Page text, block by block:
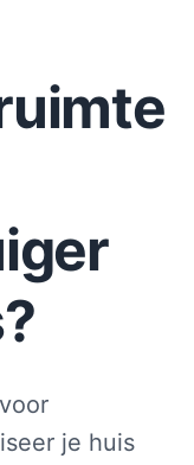
je huis